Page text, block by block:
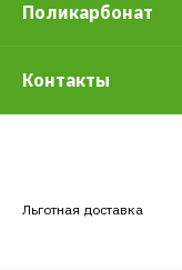
Поликарбонат
Контакты
Льготная доставка